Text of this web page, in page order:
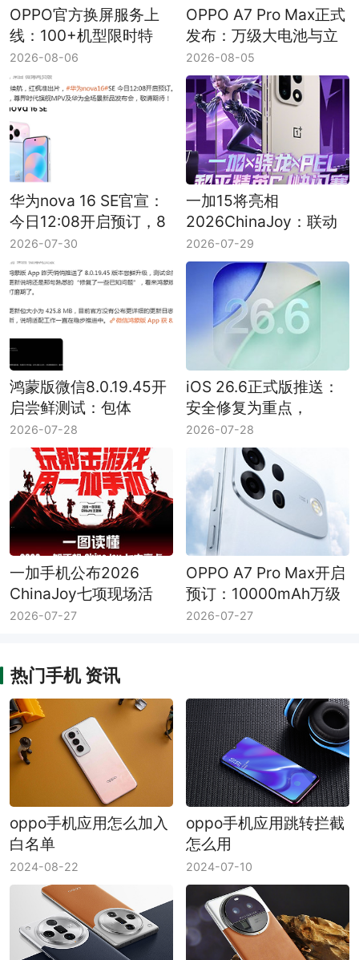
OPPO官方换屏服务上
线：100+机型限时特
惠，原厂屏享180天质
保
2026-08-06
OPPO A7 Pro Max正式
发布：万级大电池与立
体浮雕纹理成看点
2026-08-05
华为nova 16 SE官宣：
今日12:08开启预订，8
月5日正式发布
2026-07-30
一加15将亮相
2026ChinaJoy：联动
PEL举办和平精英CJ快
闪赛
2026-07-29
鸿蒙版微信8.0.19.45开
启尝鲜测试：包体
425.8MB，修复已知问
2026-07-28
iOS 26.6正式版推送：
安全修复为重点，
Spotlight体验或有优化
2026-07-28
一加手机公布2026
ChinaJoy七项现场活
动：PEL快闪赛、互动
2026-07-27
OPPO A7 Pro Max开启
预订：10000mAh万级
大电池，0.01元预订送
2026-07-27
热门手机 资讯
oppo手机应用怎么加入
白名单
2024-08-22
oppo手机应用跳转拦截
怎么用
2024-07-10